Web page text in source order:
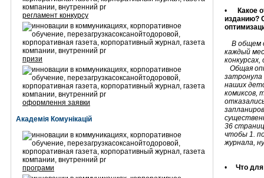
регламент конкурсу
призи
оформлення заявки
Академія Комунікацій
програми
•
Какое
изданию?
В общем
каждый
Общая
затронула
наших
комиксов,
36
чтобы 1.
журнала,
• Что